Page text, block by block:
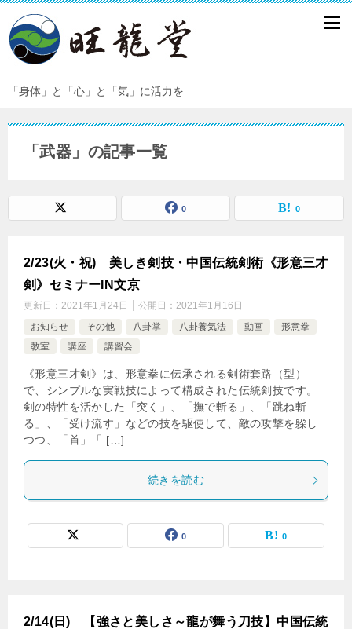
「身体」と「心」と「気」に活力を
「武器」の記事一覧
0 0
2/23(火・祝) 美しき剣技・中国伝統剣術《形意三才
剣》セミナーIN文京
更新日： 2021年1月24日 公開日： 2021年1月16日
お知らせ
その他 八卦掌 八卦養気法 動画
形意拳
教室
講座 講習会
《形意三才剣》は、形意拳に伝承される剣術套路（型）
で、シンプルな実戦技によって構成された伝統剣技です。
剣の特性を活かした「突く」、「撫で斬る」、「跳ね斬
る」、「受け流す」などの技を駆使して、敵の攻撃を躱し
つつ、「首」「 […]
続きを読む
0 0
2/14(日) 【強さと美しさ～龍が舞う刀技】中国伝統